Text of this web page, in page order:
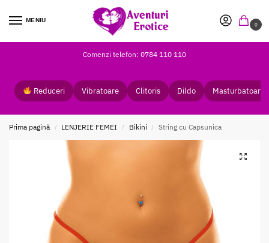
MENIU
0
Comenzi telefon: 0784 110 110
Reduceri Vibratoare Clitoris Dildo Masturbatoare
Prima pagină / LENJERIE FEMEI / Bikini / String cu Capsunica